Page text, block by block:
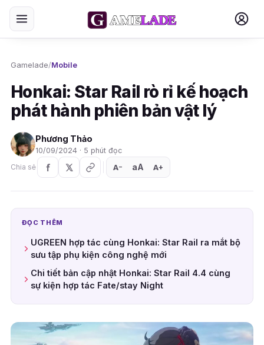
Gamelade/Mobile
Honkai: Star Rail rò rỉ kế hoạch
phát hành phiên bản vật lý
Phương Thảo
10/09/2024 · 5 phút đọc
Chia sẻ
A− aA A+
ĐỌC THÊM
UGREEN hợp tác cùng Honkai: Star Rail ra mắt bộ
sưu tập phụ kiện công nghệ mới
Chi tiết bản cập nhật Honkai: Star Rail 4.4 cùng
sự kiện hợp tác Fate/stay Night